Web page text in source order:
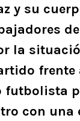
y su
la
frente
futbolista
con una